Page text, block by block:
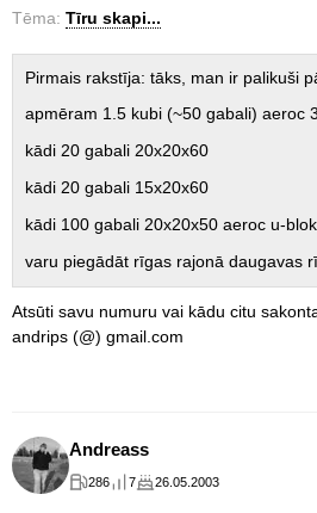
Tēma: Tīru skapi...
Pirmais rakstīja: tāks, man ir palikuši
apmēram 1.5 kubi (~50 gabali) aeroc
kādi 20 gabali 20x20x60
kādi 20 gabali 15x20x60
kādi 100 gabali 20x20x50 aeroc u-
varu piegādāt rīgas rajonā daugavas
Atsūti savu numuru vai kādu citu
andrips (@) gmail.com
Andreass
286 7 26.05.2003